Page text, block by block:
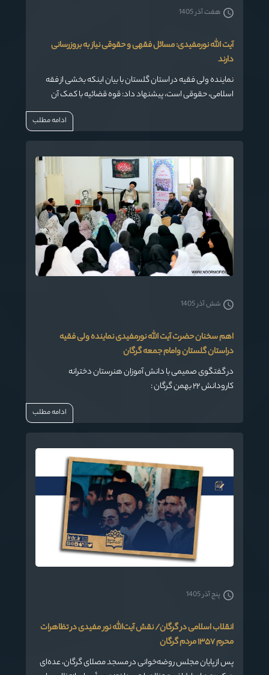
آیت الله نورمفیدی: مسائل فقهی و حقوقی نیاز به بروزرسانی
دارند
نماینده ولی فقیه در استان گلستان با بیان اینکه بخشی از فقه
اسلامی، حقوقی است، پیشنهاد داد: قوه قضائیه با کمک آن
دسته از فضلای قم که دنیا را خوب می شناسند و عمق فقه
اسلامی را درک می کنند، موضوعات حقوقی مطرح در دنیا را با
هفت آذر 1405
ادامه مطلب
اهم سخنان حضرت آیت الله نورمفیدی نماینده ولی فقیه
دراستان گلستان وامام جمعه گرگان
در گفتگوی صمیمی با دانش آموزان هنرستان دخترانه
کارودانش ٢٢ بهمن گرگان :
شش آذر 1405
ادامه مطلب
انقلاب اسلامی در گرگان/ نقش آیت‌الله نور مفیدی در تظاهرات
محرم ۱۳۵۷ مردم گرگان
پس از پایان مجلس روضه‌خوانی در مسجد مصلای گرگان، عده‌ای
پنج آذر 1405